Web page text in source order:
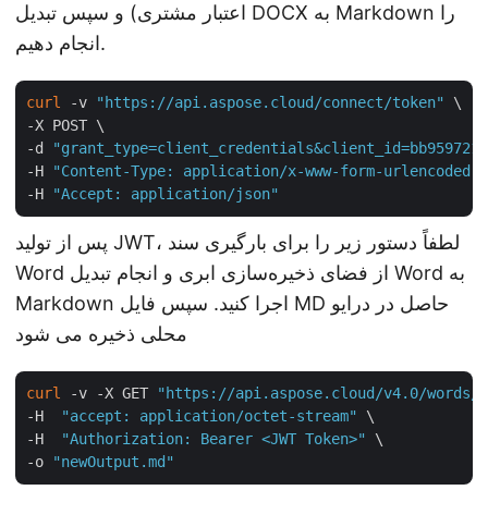
اعتبار مشتری) و سپس تبدیل DOCX به Markdown را
انجام دهیم.
curl -v "https://api.aspose.cloud/connect/token"
\
-X POST \
-d
"grant_type=client_credentials&client_id=bb959721-
-H
"Content-Type: application/x-www-form-urlencoded"
-H
"Accept: application/json"
پس از تولید JWT، لطفاً دستور زیر را برای بارگیری سند
Word از فضای ذخیره‌سازی ابری و انجام تبدیل Word به
Markdown اجرا کنید. سپس فایل MD حاصل در درایو
محلی ذخیره می شود
curl -v -X GET
"https://api.aspose.cloud/v4.0/words/
-H
"accept: application/octet-stream"
\
-H
"Authorization: Bearer <JWT Token>"
\
-o
"newOutput.md"